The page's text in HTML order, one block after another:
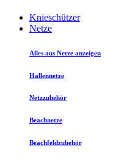
Knieschützer
Netze
Alles aus Netze anzeigen
Hallennetze
Netzzubehör
Beachnetze
Beachfeldzubehör